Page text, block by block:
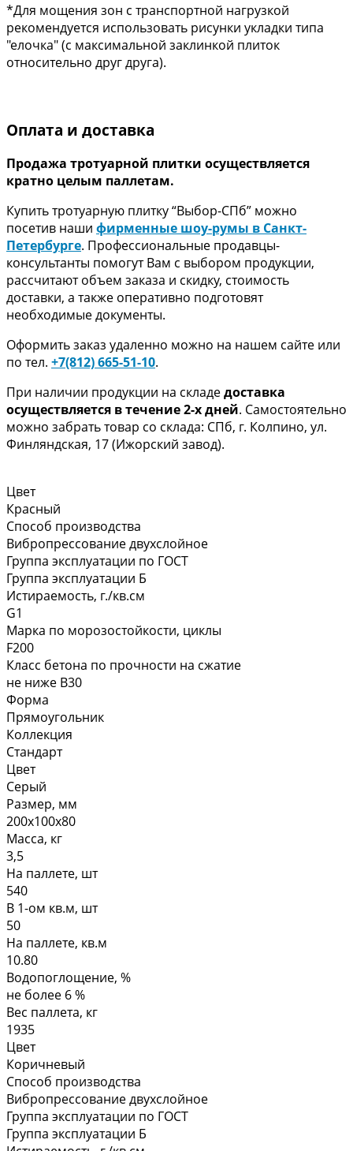
*Для мощения зон с транспортной нагрузкой
рекомендуется использовать рисунки укладки типа
"елочка" (с максимальной заклинкой плиток
относительно друг друга).
Оплата и доставка
Продажа тротуарной плитки осуществляется
кратно целым паллетам.
Купить тротуарную плитку “Выбор-СПб” можно
посетив наши фирменные шоу-румы в Санкт-
Петербурге. Профессиональные продавцы-
консультанты помогут Вам с выбором продукции,
рассчитают объем заказа и скидку, стоимость
доставки, а также оперативно подготовят
необходимые документы.
Оформить заказ удаленно можно на нашем сайте или
по тел. +7(812) 665-51-10.
При наличии продукции на складедоставка
осуществляется в течение 2-х дней. Самостоятельно
можно забрать товар со склада: СПб, г. Колпино, ул.
Финляндская, 17 (Ижорский завод).
Цвет
Красный
Способ производства
Вибропрессование двухслойное
Группа эксплуатации по ГОСТ
Группа эксплуатации Б
Истираемость, г./кв.см
G1
Марка по морозостойкости, циклы
F200
Класс бетона по прочности на сжатие
не ниже В30
Форма
Прямоугольник
Коллекция
Стандарт
Цвет
Серый
Размер, мм
200х100х80
Масса, кг
3,5
На паллете, шт
540
В 1-ом кв.м, шт
50
На паллете, кв.м
10.80
Водопоглощение, %
не более 6 %
Вес паллета, кг
1935
Цвет
Коричневый
Способ производства
Вибропрессование двухслойное
Группа эксплуатации по ГОСТ
Группа эксплуатации Б